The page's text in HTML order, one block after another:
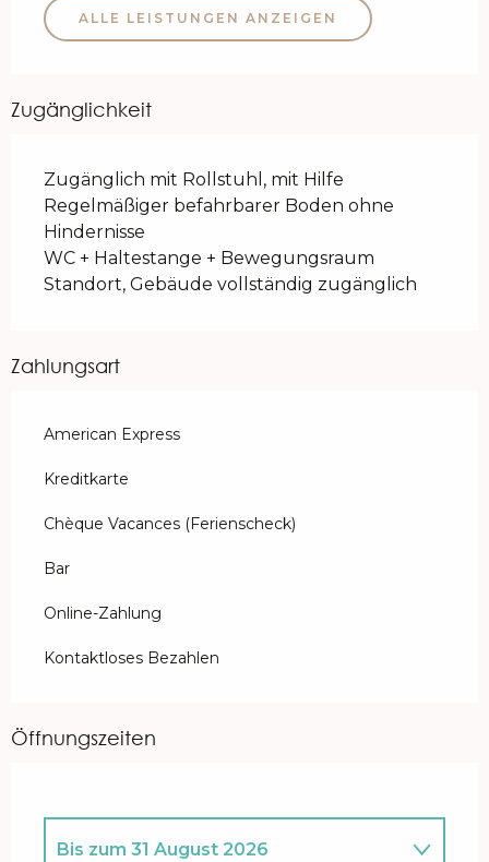
ALLE LEISTUNGEN ANZEIGEN
Zugänglichkeit
Zugänglich mit Rollstuhl, mit Hilfe
Regelmäßiger befahrbarer Boden ohne
Hindernisse
WC + Haltestange + Bewegungsraum
Standort, Gebäude vollständig zugänglich
Zahlungsart
American Express
Kreditkarte
Chèque Vacances (Ferienscheck)
Bar
Online-Zahlung
Kontaktloses Bezahlen
Öffnungszeiten
Bis zum 31 August 2026